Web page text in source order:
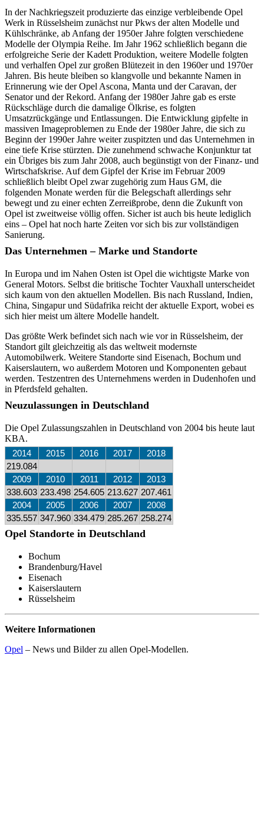
In der Nachkriegszeit produzierte das einzige verbleibende Opel
Werk in Rüsselsheim zunächst nur Pkws der alten Modelle und
Kühlschränke, ab Anfang der 1950er Jahre folgten verschiedene
Modelle der Olympia Reihe. Im Jahr 1962 schließlich begann die
erfolgreiche Serie der Kadett Produktion, weitere Modelle folgten
und verhalfen Opel zur großen Blütezeit in den 1960er und 1970er
Jahren. Bis heute bleiben so klangvolle und bekannte Namen in
Erinnerung wie der Opel Ascona, Manta und der Caravan, der
Senator und der Rekord. Anfang der 1980er Jahre gab es erste
Rückschläge durch die damalige Ölkrise, es folgten
Umsatzrückgänge und Entlassungen. Die Entwicklung gipfelte in
massiven Imageproblemen zu Ende der 1980er Jahre, die sich zu
Beginn der 1990er Jahre weiter zuspitzten und das Unternehmen in
eine tiefe Krise stürzten. Die zunehmend schwache Konjunktur tat
ein Übriges bis zum Jahr 2008, auch begünstigt von der Finanz- und
Wirtschafskrise. Auf dem Gipfel der Krise im Februar 2009
schließlich bleibt Opel zwar zugehörig zum Haus GM, die
folgenden Monate werden für die Belegschaft allerdings sehr
bewegt und zu einer echten Zerreißprobe, denn die Zukunft von
Opel ist zweitweise völlig offen. Sicher ist auch bis heute lediglich
eins – Opel hat noch harte Zeiten vor sich bis zur vollständigen
Sanierung.
Das Unternehmen – Marke und Standorte
In Europa und im Nahen Osten ist Opel die wichtigste Marke von
General Motors. Selbst die britische Tochter Vauxhall unterscheidet
sich kaum von den aktuellen Modellen. Bis nach Russland, Indien,
China, Singapur und Südafrika reicht der aktuelle Export, wobei es
sich hier meist um ältere Modelle handelt.
Das größte Werk befindet sich nach wie vor in Rüsselsheim, der
Standort gilt gleichzeitig als das weltweit modernste
Automobilwerk. Weitere Standorte sind Eisenach, Bochum und
Kaiserslautern, wo außerdem Motoren und Komponenten gebaut
werden. Testzentren des Unternehmens werden in Dudenhofen und
in Pferdsfeld gehalten.
Neuzulassungen in Deutschland
Die Opel Zulassungszahlen in Deutschland von 2004 bis heute laut
KBA.
2014
2015 2016 2017
2018
219.084
2009
2010 2011 2012
2013
338.603 233.498 254.605 213.627 207.461
2004
2005 2006 2007
2008
335.557 347.960 334.479 285.267 258.274
Opel Standorte in Deutschland
Bochum
Brandenburg/Havel
Eisenach
Kaiserslautern
Rüsselsheim
Weitere Informationen
Opel – News und Bilder zu allen Opel-Modellen.